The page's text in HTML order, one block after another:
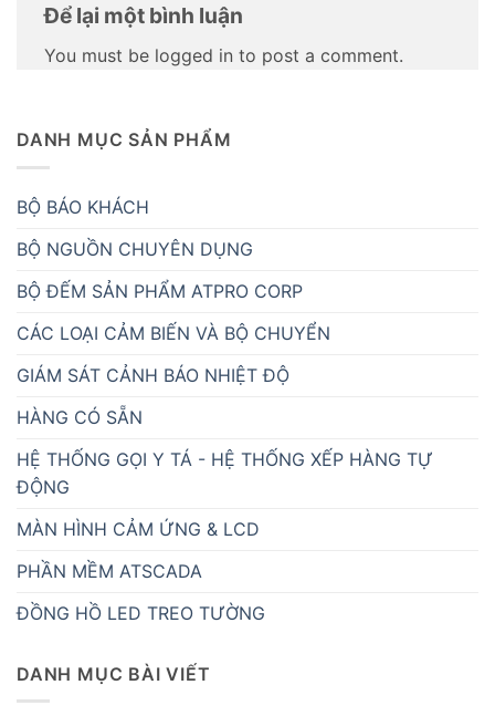
Để lại một bình luận
You must be logged in to post a comment.
DANH MỤC SẢN PHẨM
BỘ BÁO KHÁCH
BỘ NGUỒN CHUYÊN DỤNG
BỘ ĐẾM SẢN PHẨM ATPRO CORP
CÁC LOẠI CẢM BIẾN VÀ BỘ CHUYỂN
GIÁM SÁT CẢNH BÁO NHIỆT ĐỘ
HÀNG CÓ SẴN
HỆ THỐNG GỌI Y TÁ - HỆ THỐNG XẾP HÀNG TỰ
ĐỘNG
MÀN HÌNH CẢM ỨNG & LCD
PHẦN MỀM ATSCADA
ĐỒNG HỒ LED TREO TƯỜNG
DANH MỤC BÀI VIẾT